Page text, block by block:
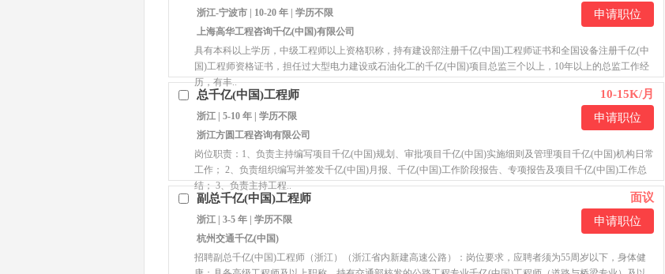
浙江-宁波市 | 10-20 年 | 学历不限
上海高华工程咨询千亿(中国)有限公司
申请职位
具有本科以上学历，中级工程师以上资格职称，持有建设部注册千亿(中国)工程师证书和全国设备注册千亿(中
国)工程师资格证书，担任过大型电力建设或石油化工的千亿(中国)项目总监三个以上，10年以上的总监工作经
历，有丰..
总千亿(中国)工程师
浙江 | 5-10 年 | 学历不限
浙江方圆工程咨询有限公司
10-15K/月
申请职位
岗位职责：1、负责主持编写项目千亿(中国)规划、审批项目千亿(中国)实施细则及管理项目千亿(中国)机构日常
工作； 2、负责组织编写并签发千亿(中国)月报、千亿(中国)工作阶段报告、专项报告及项目千亿(中国)工作总
结； 3、负责主持工程..
副总千亿(中国)工程师
浙江 | 3-5 年 | 学历不限
杭州交通千亿(中国)
面议
申请职位
招聘副总千亿(中国)工程师（浙江）（浙江省内新建高速公路）：岗位要求，应聘者须为55周岁以下，身体健